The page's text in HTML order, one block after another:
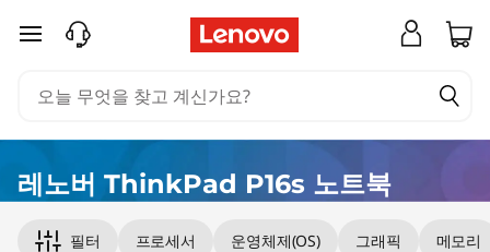
o
v
주요 콘텐츠로 건너뛰기
레노버 ThinkPad P16s 노트북
필터 프로세서 운영체제(OS) 그래픽 메모리